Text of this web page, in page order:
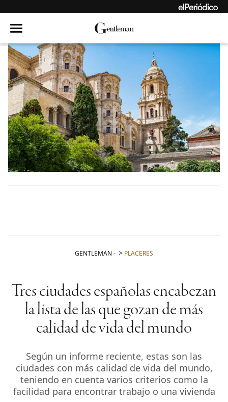
GENTLEMAN - PLACERES
Tres ciudades españolas encabezan
la lista de las que gozan de más
calidad de vida del mundo
Según un informe reciente, estas son las
ciudades con más calidad de vida del mundo,
teniendo en cuenta varios criterios como la
facilidad para encontrar trabajo o una vivienda